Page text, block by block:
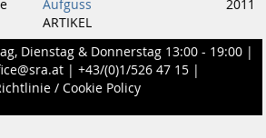
Aufguss
ARTIKEL
2011
Dienstag & Donnerstag 13:00 - 19:00 |
| +43/(0)1/526 47 15 |
/ Cookie Policy